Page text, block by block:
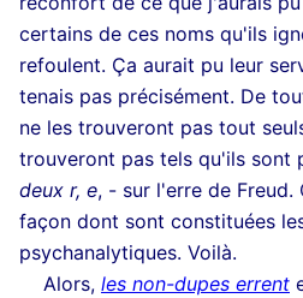
certains de ces noms qu'ils
refoulent. Ça aurait pu leur
tenais pas précisément. De
ne les trouveront pas tout
trouveront pas tels qu'ils sont
deux r, e, - sur l'erre de Freud.
façon dont sont constituées
psychanalytiques. Voilà.
Alors, les non-dupes errent